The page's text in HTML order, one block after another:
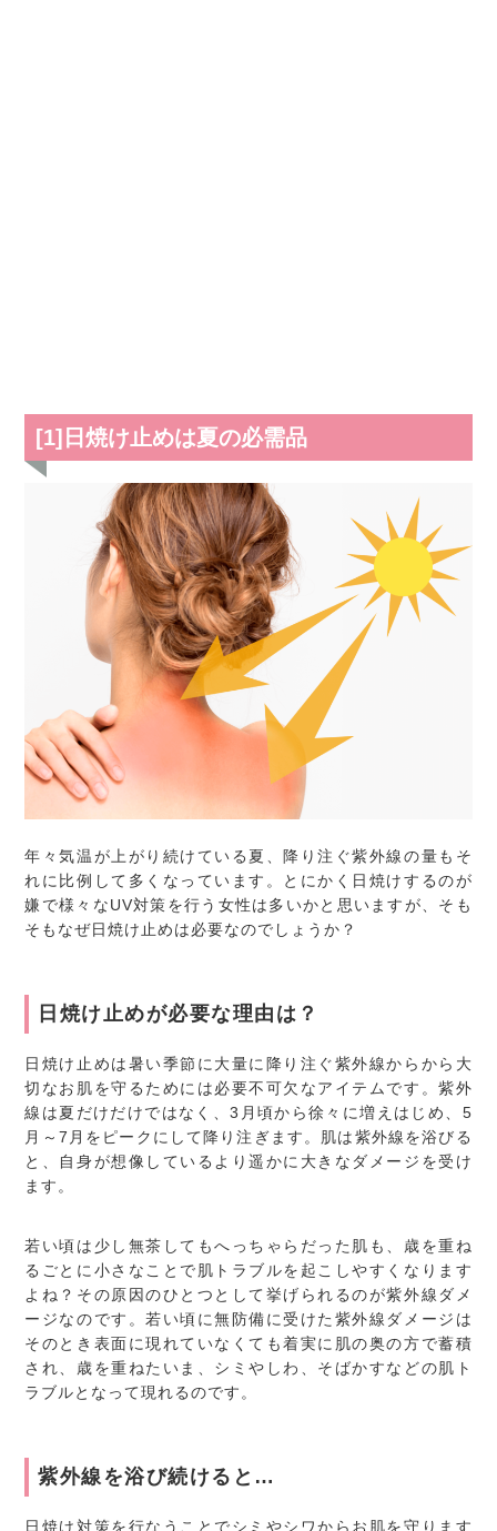
[1]日焼け止めは夏の必需品
年々気温が上がり続けている夏、降り注ぐ紫外線の量もそ
れに比例して多くなっています。とにかく日焼けするのが
嫌で様々なUV対策を行う女性は多いかと思いますが、そも
そもなぜ日焼け止めは必要なのでしょうか？
日焼け止めが必要な理由は？
日焼け止めは暑い季節に大量に降り注ぐ紫外線からから大
切なお肌を守るためには必要不可欠なアイテムです。紫外
線は夏だけだけではなく、3月頃から徐々に増えはじめ、5
月～7月をピークにして降り注ぎます。肌は紫外線を浴びる
と、自身が想像しているより遥かに大きなダメージを受け
ます。
若い頃は少し無茶してもへっちゃらだった肌も、歳を重ね
るごとに小さなことで肌トラブルを起こしやすくなります
よね？その原因のひとつとして挙げられるのが紫外線ダメ
ージなのです。若い頃に無防備に受けた紫外線ダメージは
そのとき表面に現れていなくても着実に肌の奥の方で蓄積
され、歳を重ねたいま、シミやしわ、そばかすなどの肌ト
ラブルとなって現れるのです。
紫外線を浴び続けると…
日焼け対策を行なうことでシミやシワからお肌を守ります